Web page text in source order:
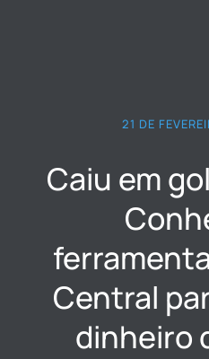
21 DE
Caiu em
Central
dinheiro